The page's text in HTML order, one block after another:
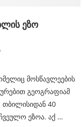
ეზო
მოსწავლეების
გეოგრაფიამ
თბილისიდან 40
ეზოა. აქ …